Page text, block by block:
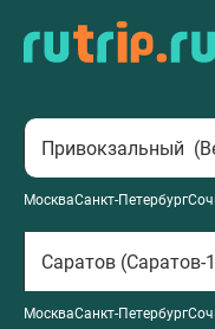
МоскваСанкт-Петербург
МоскваСанкт-Петербург